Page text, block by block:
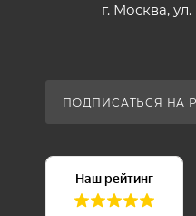
г. Москва,
ПОДПИСАТЬСЯ НА